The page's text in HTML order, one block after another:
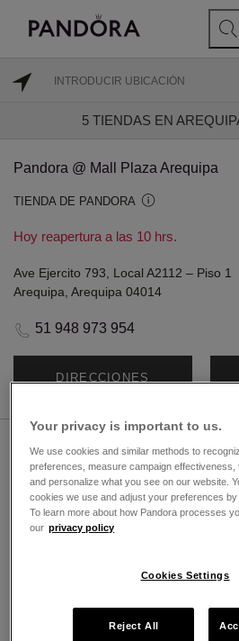
5 TIENDAS EN
Pandora @ Mall Plaza Arequipa
TIENDA DE PANDORA
Hoy reapertura a las 10 hrs.
Ave Ejercito 793, Local A2112 – Piso 1
Arequipa, Arequipa 04014
51 948 973 954
DIRECCIONES
Pandora @ Falabella Cayma
VENDEDOR AUTORIZADO
Hoy reapertura a las 11 hrs.
Arequipa, Arequipa 4013
511991982936
Your privacy is important to us.
We use cookies and similar methods to
preferences, measure campaign
and personalize what you see on our website.
cookies we use and adjust your preferences by
To learn more about how Pandora processes
our privacy policy
Cookies Settings
Reject All